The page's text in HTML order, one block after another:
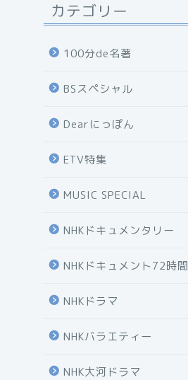
カテゴリー
100分de名著
BSスペシャル
Dearにっぽん
ETV特集
MUSIC SPECIAL
NHKドキュメンタリー
NHKドキュメント72時間
NHKドラマ
NHKバラエティー
NHK大河ドラマ